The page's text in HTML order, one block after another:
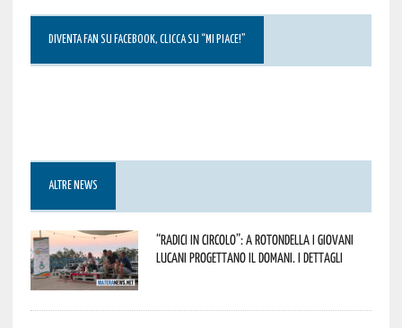
DIVENTA FAN SU FACEBOOK, CLICCA SU “MI PIACE!”
ALTRE NEWS
“Radici in Circolo”: a Rotondella i giovani
lucani progettano il domani. I dettagli